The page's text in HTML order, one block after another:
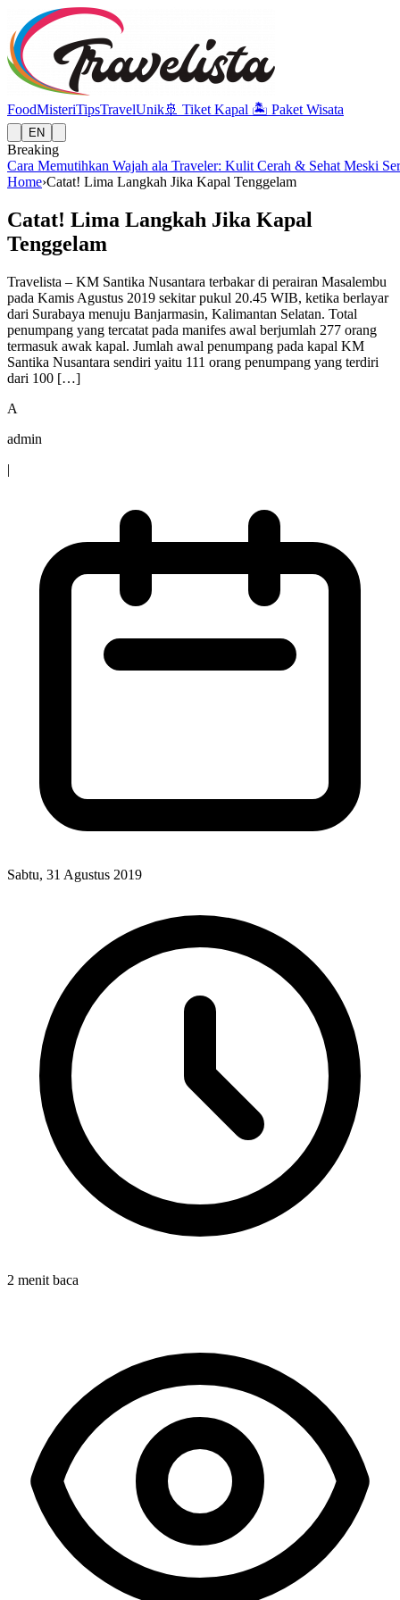
FoodMisteriTipsTravelUnik🚢 Tiket Kapal 🏝️ Paket Wisata
EN
Breaking
Cara Memutihkan Wajah ala Traveler: Kulit Cerah & Sehat Meski
Home›Catat! Lima Langkah Jika Kapal Tenggelam
Catat! Lima Langkah Jika Kapal
Tenggelam
Travelista – KM Santika Nusantara terbakar di perairan Masalembu
pada Kamis Agustus 2019 sekitar pukul 20.45 WIB, ketika berlayar
dari Surabaya menuju Banjarmasin, Kalimantan Selatan. Total
penumpang yang tercatat pada manifes awal berjumlah 277 orang
termasuk awak kapal. Jumlah awal penumpang pada kapal KM
Santika Nusantara sendiri yaitu 111 orang penumpang yang terdiri
dari 100 […]
A
admin
|
Sabtu, 31 Agustus 2019
2 menit baca